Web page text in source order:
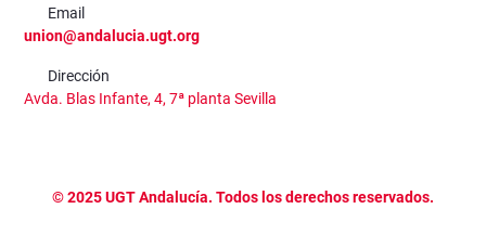
Email
union@andalucia.ugt.org
Dirección
Avda. Blas Infante, 4, 7ª planta Sevilla
©2025UGT Andalucía. Todos los derechos reservados.